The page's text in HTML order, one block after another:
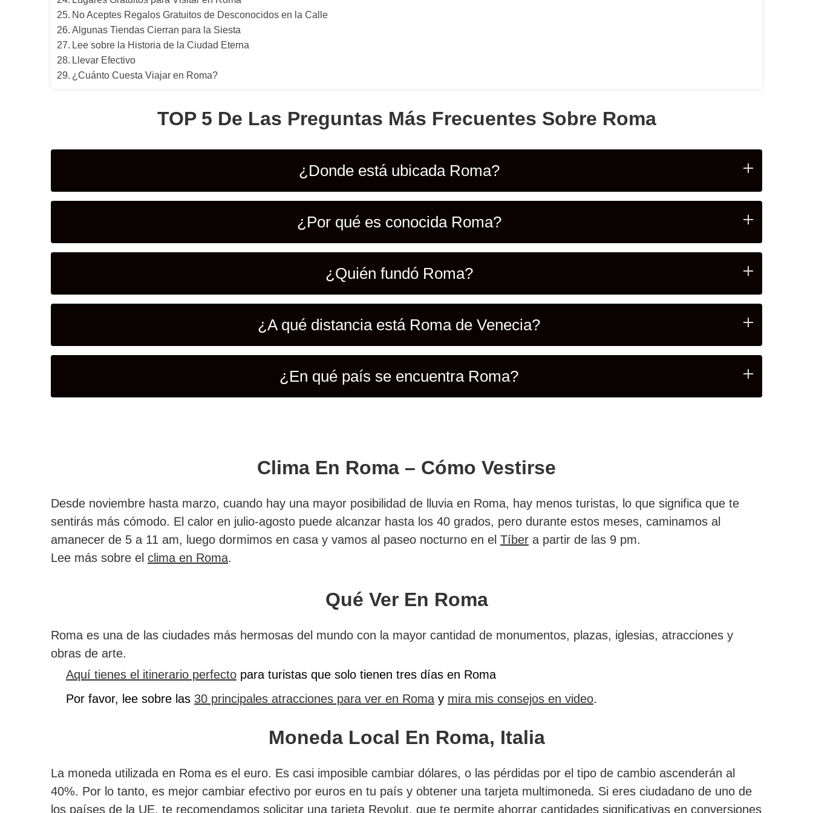
No Aceptes Regalos Gratuitos de Desconocidos en la Calle
Algunas Tiendas Cierran para la Siesta
Lee sobre la Historia de la Ciudad Eterna
Llevar Efectivo
¿Cuánto Cuesta Viajar en Roma?
TOP 5 De Las Preguntas Más Frecuentes Sobre Roma
¿Donde está ubicada Roma?
¿Por qué es conocida Roma?
¿Quién fundó Roma?
¿A qué distancia está Roma de Venecia?
¿En qué país se encuentra Roma?
Clima En Roma – Cómo Vestirse
Desde noviembre hasta marzo, cuando hay una mayor posibilidad de lluvia en Roma, hay menos turistas, lo que significa que te
sentirás más cómodo. El calor en julio-agosto puede alcanzar hasta los 40 grados, pero durante estos meses, caminamos al
amanecer de 5 a 11 am, luego dormimos en casa y vamos al paseo nocturno en el Tíber a partir de las 9 pm.
Lee más sobre el clima en Roma.
Qué Ver En Roma
Roma es una de las ciudades más hermosas del mundo con la mayor cantidad de monumentos, plazas, iglesias, atracciones y
obras de arte.
Aquí tienes el itinerario perfecto para turistas que solo tienen tres días en Roma
Por favor, lee sobre las 30 principales atracciones para ver en Roma y mira mis consejos en video.
Moneda Local En Roma, Italia
La moneda utilizada en Roma es el euro. Es casi imposible cambiar dólares, o las pérdidas por el tipo de cambio ascenderán al
40%. Por lo tanto, es mejor cambiar efectivo por euros en tu país y obtener una tarjeta multimoneda. Si eres ciudadano de uno de
los países de la UE, te recomendamos solicitar una tarjeta Revolut, que te permite ahorrar cantidades significativas en conversiones